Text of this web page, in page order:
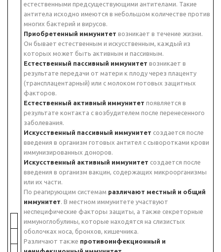
естественными предсуществующими антителами. Такие
антитела исходно имеются в небольшом количестве против
многих бактерий и вирусов.
Приобретенный иммунитет возникает в течение жизни.
Он бывает естественным и искусственным, каждый из
которых может быть активным и пассивным.
Естественный пассивный иммунитет возникает в
результате передачи от матери к плоду через плаценту
(трансплацентарный) или с молоком готовых защитных
факторов.
Естественный активный иммунитет появляется в
результате контакта с возбудителем после перенесенного
заболевания.
Искусственный пассивный иммунитет создается после
введения в организм готовых антител с сыворотками крови
иммунизированных доноров.
Искусственный активный иммунитет создается после
введения в организм вакцин, содержащих микроорганизмы
или их части.
По реагирующим системам различают местный и общий
иммунитет. В местном иммунитете участвуют
неспецифические факторы защиты, а также секреторные
иммуноглобулины, которые находятся на слизистых
оболочках носа, бронхов, кишечника.
Различают также противоинфекционный и